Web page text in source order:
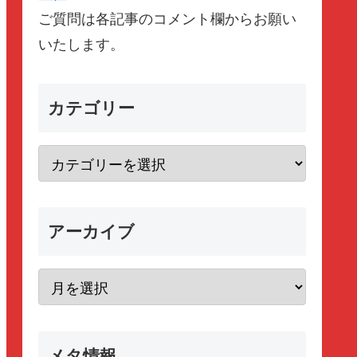
ご質問は各記事のコメント欄からお願い
いたします。
カテゴリー
アーカイブ